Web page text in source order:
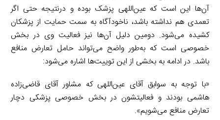
آن‌ها این است که عین‌اللهی پزشک بوده و درنتیجه حتی اگر
تعمدی هم نداشته باشد، ناخودآگاه به سمت حمایت از پزشکان
کشیده می‌شود. دومین دلیل آن‌ها نیز فعالیت وی در بخش
خصوصی است که به‌طور واضح می‌تواند حامل تعارض منافع
باشد. در ادامه به بخشی از این توییت‌ها اشاره می‌شود:
«با توجه به سوابق آقای عین‌اللهی که مشاور آقای قاضی‌زاده
هاشمی بودند و فعالیتشون در بخش خصوصی پزشکی دچار
تعارض منافع می‌شویم».